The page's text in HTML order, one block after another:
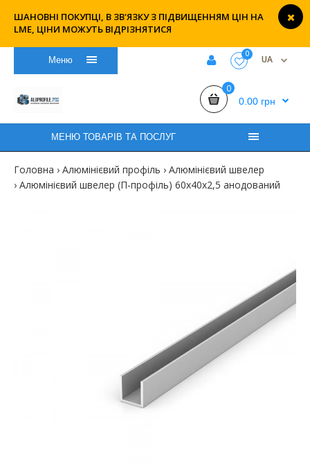
ШАНОВНІ ПОКУПЦІ, В ЗВ'ЯЗКУ З ПІДВИЩЕННЯМ ЦІН НА
LME, ЦІНИ МОЖУТЬ ВІДРІЗНЯТИСЯ
Меню
0 UA
0
0.00 грн
МЕНЮ ТОВАРІВ ТА ПОСЛУГ
Головна Алюмінієвий профіль
Алюмінієвий швелер
Алюмінієвий швелер (П-профіль) 60х40х2,5 анодований